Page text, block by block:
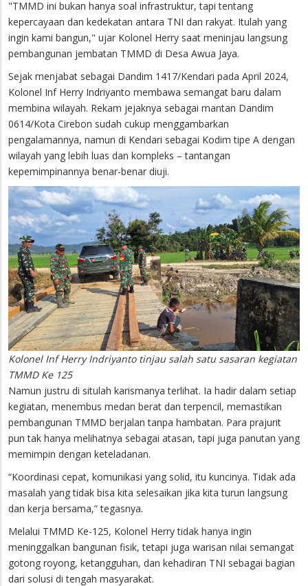
"TMMD ini bukan hanya soal infrastruktur, tapi tentang
kepercayaan dan kedekatan antara TNI dan rakyat. Itulah yang
ingin kami bangun," ujar Kolonel Herry saat meninjau langsung
pembangunan jembatan TMMD di Desa Awua Jaya.
Sejak menjabat sebagai Dandim 1417/Kendari pada April 2024,
Kolonel Inf Herry Indriyanto membawa semangat baru dalam
membina wilayah. Rekam jejaknya sebagai mantan Dandim
0614/Kota Cirebon sudah cukup menggambarkan
pengalamannya, namun di Kendari sebagai Kodim tipe A dengan
wilayah yang lebih luas dan kompleks – tantangan
kepemimpinannya benar-benar diuji.
Kolonel Inf Herry Indriyanto tinjau salah satu sasaran kegiatan
TMMD Ke 125
Namun justru di situlah karismanya terlihat. Ia hadir dalam setiap
kegiatan, menembus medan berat dan terpencil, memastikan
pembangunan TMMD berjalan tanpa hambatan. Para prajurit
pun tak hanya melihatnya sebagai atasan, tapi juga panutan yang
memimpin dengan keteladanan.
“Koordinasi cepat, komunikasi yang solid, itu kuncinya. Tidak ada
masalah yang tidak bisa kita selesaikan jika kita turun langsung
dan kerja bersama,” tegasnya.
Melalui TMMD Ke-125, Kolonel Herry tidak hanya ingin
meninggalkan bangunan fisik, tetapi juga warisan nilai semangat
gotong royong, ketangguhan, dan kehadiran TNI sebagai bagian
dari solusi di tengah masyarakat.